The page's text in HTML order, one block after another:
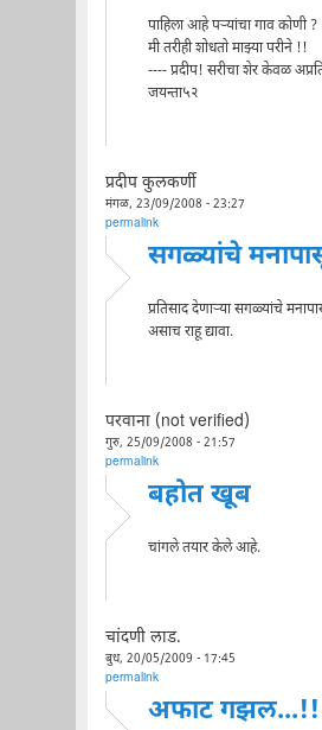
पाहिला आहे पऱ्यांचा गाव कोणी ?
मी तरीही शोधतो माझ्या परीने !!
---- प्रदीप! सरीचा शेर केवळ
जयन्ता५२
प्रदीप कुलकर्णी
मंगळ, 23/09/2008 - 23:27
permalink
सगळ्यांचे
प्रतिसाद देणाऱ्या सगळ्यांचे
असाच राहू द्यावा.
परवाना (not verified)
गुरु, 25/09/2008 - 21:57
permalink
बहोत खूब
चांगले तयार केले आहे.
चांदणी लाड.
बुध, 20/05/2009 - 17:45
permalink
अफाट गझल...!!